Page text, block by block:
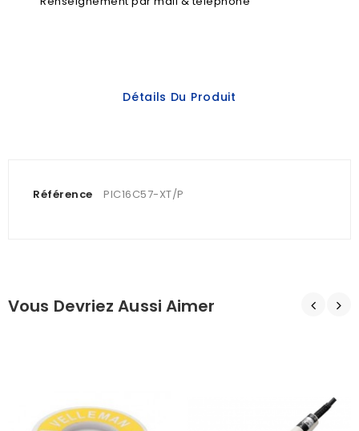
Détails Du Produit
Référence PIC16C57-XT/P
Vous Devriez Aussi Aimer